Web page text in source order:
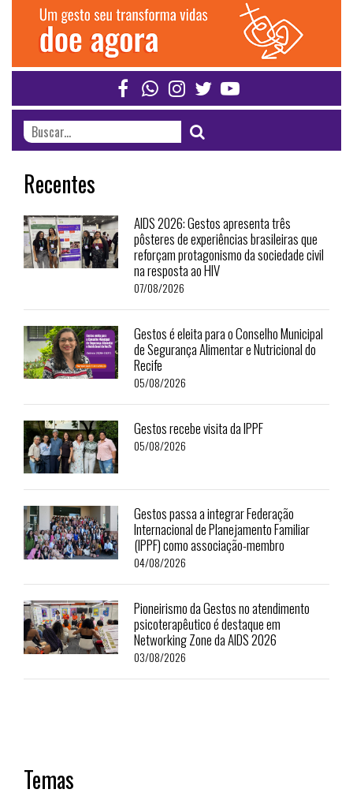
Recentes
AIDS 2026: Gestos apresenta três
pôsteres de experiências brasileiras que
reforçam protagonismo da sociedade civil
na resposta ao HIV
07/08/2026
Gestos é eleita para o Conselho Municipal
de Segurança Alimentar e Nutricional do
Recife
05/08/2026
Gestos recebe visita da IPPF
05/08/2026
Gestos passa a integrar Federação
Internacional de Planejamento Familiar
(IPPF) como associação-membro
04/08/2026
Pioneirismo da Gestos no atendimento
psicoterapêutico é destaque em
Networking Zone da AIDS 2026
03/08/2026
Temas